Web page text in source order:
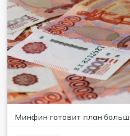
Минфин готовит план